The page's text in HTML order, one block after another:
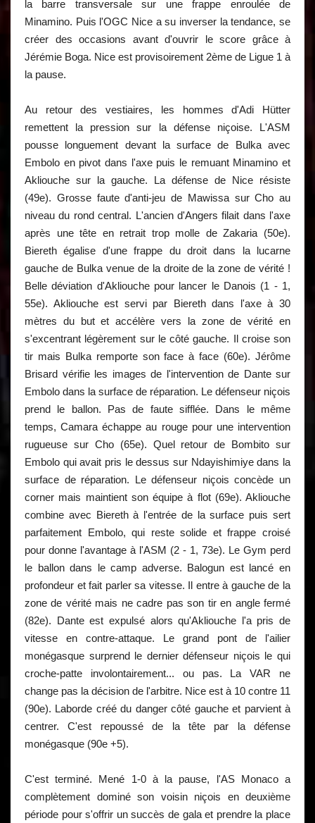
la barre transversale sur une frappe enroulée de
Minamino. Puis l'OGC Nice a su inverser la tendance, se
créer des occasions avant d'ouvrir le score grâce à
Jérémie Boga. Nice est provisoirement 2ème de Ligue 1 à
la pause.
Au retour des vestiaires, les hommes d'Adi Hütter
remettent la pression sur la défense niçoise. L'ASM
pousse longuement devant la surface de Bulka avec
Embolo en pivot dans l'axe puis le remuant Minamino et
Akliouche sur la gauche. La défense de Nice résiste
(49e). Grosse faute d'anti-jeu de Mawissa sur Cho au
niveau du rond central. L'ancien d'Angers filait dans l'axe
après une tête en retrait trop molle de Zakaria (50e).
Biereth égalise d'une frappe du droit dans la lucarne
gauche de Bulka venue de la droite de la zone de vérité !
Belle déviation d'Akliouche pour lancer le Danois (1 - 1,
55e). Akliouche est servi par Biereth dans l'axe à 30
mètres du but et accélère vers la zone de vérité en
s'excentrant légèrement sur le côté gauche. Il croise son
tir mais Bulka remporte son face à face (60e). Jérôme
Brisard vérifie les images de l'intervention de Dante sur
Embolo dans la surface de réparation. Le défenseur niçois
prend le ballon. Pas de faute sifflée. Dans le même
temps, Camara échappe au rouge pour une intervention
rugueuse sur Cho (65e). Quel retour de Bombito sur
Embolo qui avait pris le dessus sur Ndayishimiye dans la
surface de réparation. Le défenseur niçois concède un
corner mais maintient son équipe à flot (69e). Akliouche
combine avec Biereth à l'entrée de la surface puis sert
parfaitement Embolo, qui reste solide et frappe croisé
pour donne l'avantage à l'ASM (2 - 1, 73e). Le Gym perd
le ballon dans le camp adverse. Balogun est lancé en
profondeur et fait parler sa vitesse. Il entre à gauche de la
zone de vérité mais ne cadre pas son tir en angle fermé
(82e). Dante est expulsé alors qu'Akliouche l'a pris de
vitesse en contre-attaque. Le grand pont de l'ailier
monégasque surprend le dernier défenseur niçois le qui
croche-patte involontairement... ou pas. La VAR ne
change pas la décision de l'arbitre. Nice est à 10 contre 11
(90e). Laborde créé du danger côté gauche et parvient à
centrer. C'est repoussé de la tête par la défense
monégasque (90e +5).
C'est terminé. Mené 1-0 à la pause, l'AS Monaco a
complètement dominé son voisin niçois en deuxième
période pour s'offrir un succès de gala et prendre la place